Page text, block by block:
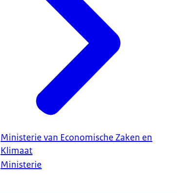
Ministerie van Economische Zaken en
Klimaat
Ministerie